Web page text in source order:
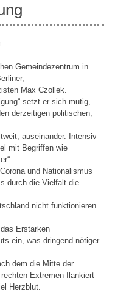
Gemeindezentrum in
Max Czollek.
setzt er sich mutig,
derzeitigen politischen,
auseinander. Intensiv
mit Begriffen wie
und Nationalismus
durch die Vielfalt die
nicht funktionieren
Erstarken
ein, was dringend nötiger
dem die Mitte der
Extremen flankiert
Herzblut.